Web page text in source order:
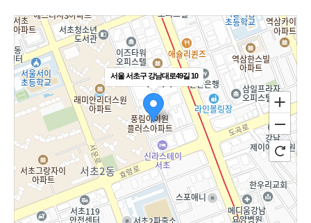
서울 서초구 강남대로49길 10